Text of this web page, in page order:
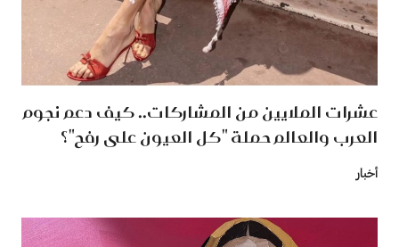
عشرات الملايين من المشاركات.. كيف دعم نجوم
العرب والعالم حملة "كل العيون على رفح"؟
أخبار